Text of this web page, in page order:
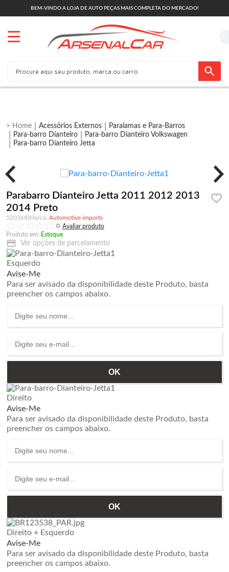
BEM-VINDO A LOJA DE AUTO PEÇAS MAIS COMPLETA DO MERCADO!
Acessórios Externos
Paralamas e Para-Barros
Para-barro Dianteiro
Para-barro Dianteiro Volkswagen
Para-barro Dianteiro Jetta
Parabarro Dianteiro Jetta 2011 2012 2013
2014 Preto
520368
Automotive imports
0
Produto em: Estoque
Ver opções de parcelamento
Esquerdo
Avise-Me
Para ser avisado da disponibilidade deste Produto, basta
preencher os campos abaixo.
Direito
Avise-Me
Para ser avisado da disponibilidade deste Produto, basta
preencher os campos abaixo.
Direito + Esquerdo
Avise-Me
Para ser avisado da disponibilidade deste Produto, basta
preencher os campos abaixo.